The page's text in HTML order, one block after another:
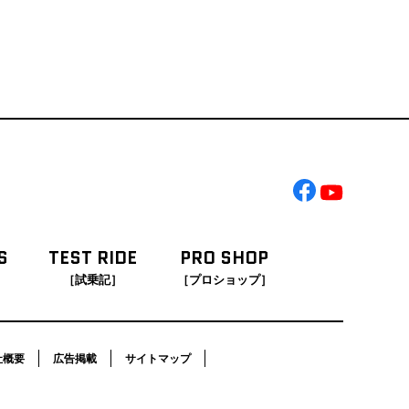
TEST RIDE
［試乗記］
PRO SHOP
［プロショップ］
要 広告掲載 サイトマップ